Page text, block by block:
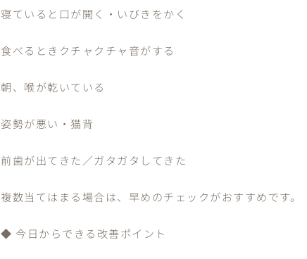
寝ていると口が開く・いびきをかく
食べるときクチャクチャ音がする
朝、喉が乾いている
姿勢が悪い・猫背
前歯が出てきた／ガタガタしてきた
複数当てはまる場合は、早めのチェックがおすすめです。
◆ 今日からできる改善ポイント